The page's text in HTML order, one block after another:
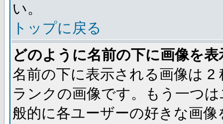
い。
トップに戻る
どのように名前の下に画像を
名前の下に表示される画像は
ランクの画像です。もう一つ
般的に各ユーザーの好きな画